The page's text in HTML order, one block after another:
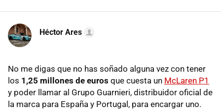
Héctor Ares
No me digas que no has soñado alguna vez con tener
los 1,25 millones de euros que cuesta un McLaren P1
y poder llamar al Grupo Guarnieri, distribuidor oficial de
la marca para España y Portugal, para encargar uno.